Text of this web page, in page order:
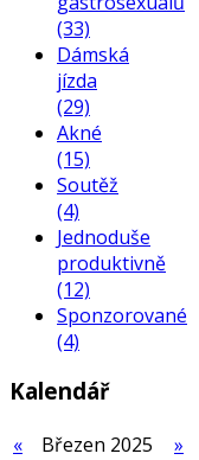
(33)
Dámská
jízda
(29)
Akné
(15)
Soutěž
(4)
Jednoduše
produktivně
(12)
Sponzorované
(4)
Kalendář
« Březen 2025
»